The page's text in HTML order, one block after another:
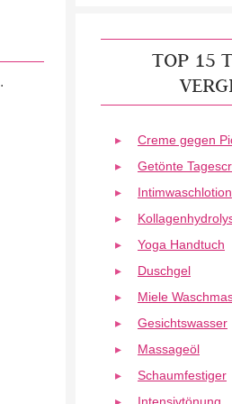
⋅
TOP 15
Creme gegen
Getönte
Intimwaschlotion
Yoga Handtuch
Duschgel
Miele
Gesichtswasser
Massageöl
Schaumfestiger